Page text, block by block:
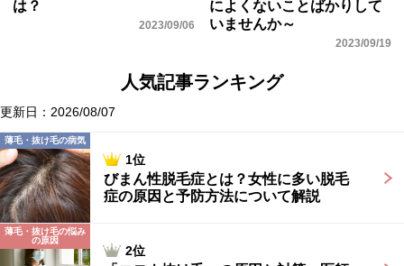
は？
2023/09/06
によくないことばかりして
いませんか～
2023/09/19
人気記事ランキング
更新日：2026/08/07
薄毛・抜け毛の病気
1位
びまん性脱毛症とは？女性に多い脱毛
症の原因と予防方法について解説
薄毛・抜け毛の悩み
の原因
2位